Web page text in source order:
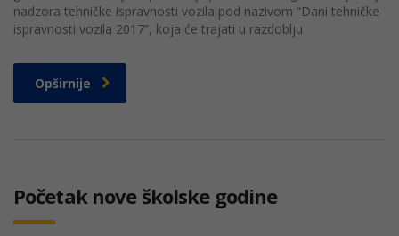
nadzora tehničke ispravnosti vozila pod nazivom “Dani tehničke
ispravnosti vozila 2017”, koja će trajati u razdoblju
Opširnije
Početak nove školske godine